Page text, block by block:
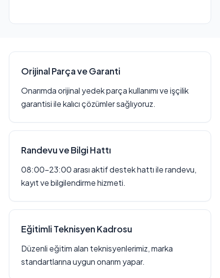
Orijinal Parça ve Garanti
Onarımda orijinal yedek parça kullanımı ve işçilik
garantisi ile kalıcı çözümler sağlıyoruz.
Randevu ve Bilgi Hattı
08:00–23:00 arası aktif destek hattı ile randevu,
kayıt ve bilgilendirme hizmeti.
Eğitimli Teknisyen Kadrosu
Düzenli eğitim alan teknisyenlerimiz, marka
standartlarına uygun onarım yapar.